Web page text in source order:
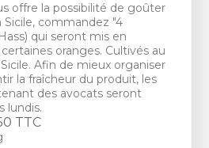
offre la possibilité de goûter
Sicile, commandez "4
qui seront mis en
oranges. Cultivés au
Afin de mieux organiser
la fraîcheur du produit, les
des avocats seront
lundis.
TTC